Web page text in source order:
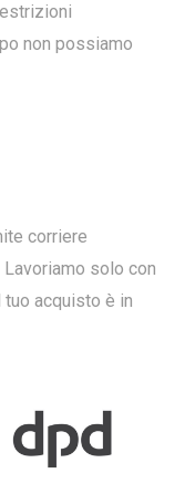
non possiamo
corriere
solo con
acquisto è in